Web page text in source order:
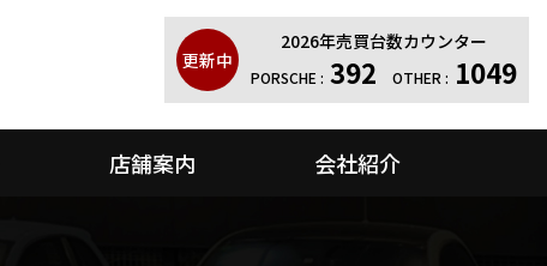
更新中
2026年売買台数カウンター
PORSCHE : 392 OTHER : 1049
店舗案内 会社紹介